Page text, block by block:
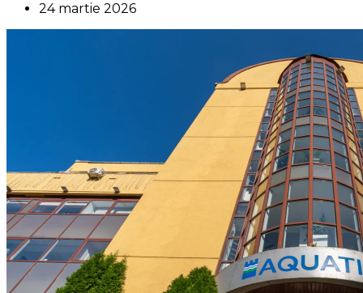
24 martie 2026